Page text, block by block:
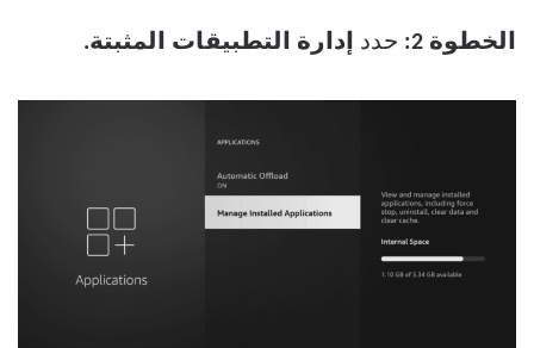
الخطوة 2: حدد إدارة التطبيقات المثبتة.